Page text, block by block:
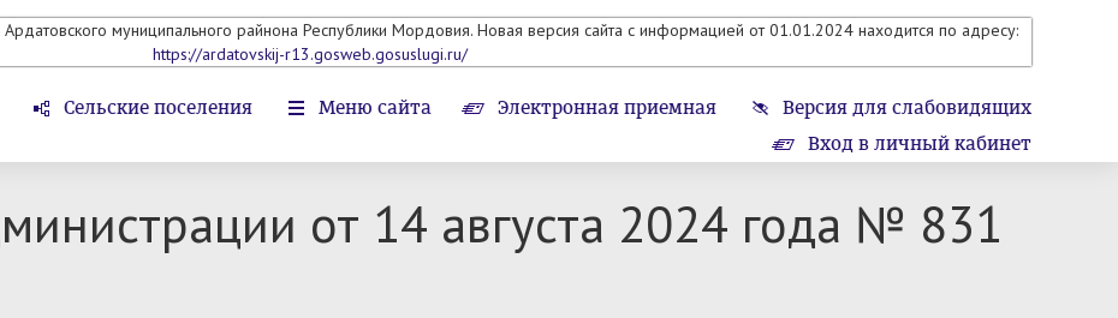
муниципального райнона Республики Мордовия. Новая версия сайта с информацией от 01.01.2024 находится по адресу:
https://ardatovskij-r13.gosweb.gosuslugi.ru/
Сельские поселения Меню сайта Электронная приемная
Версия для слабовидящих
Вход в личный кабинет
от 14 августа 2024 года № 831